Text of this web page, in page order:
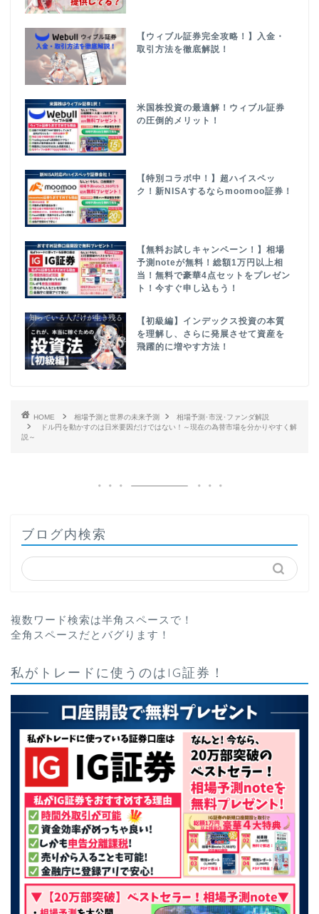
【ウィブル証券完全攻略！】入金・
取引方法を徹底解説！
米国株投資の最適解！ウィブル証券
の圧倒的メリット！
【特別コラボ中！】超ハイスペッ
ク！新NISAするならmoomoo証券！
【無料お試しキャンペーン！】相場
予測noteが無料！総額1万円以上相
当！無料で豪華4点セットをプレゼン
ト！今すぐ申し込もう！
【初級編】インデックス投資の本質
を理解し、さらに発展させて資産を
飛躍的に増やす方法！
HOME 相場予測と世界の未来予測
相場予測･市況･ファンダ解説
ドル円を動かすのは日米要因だけではない！～現在の為替市場を分かりやすく解
説～
ブログ内検索
複数ワード検索は半角スペースで！
全角スペースだとバグります！
私がトレードに使うのはIG証券！